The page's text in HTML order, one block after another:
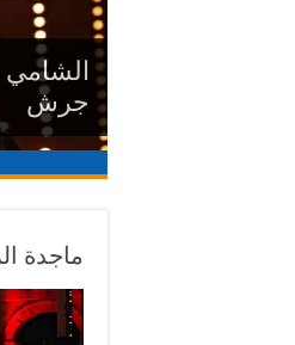
المسرح
خوري
الشامي
جرش
أنغام
ماجدة